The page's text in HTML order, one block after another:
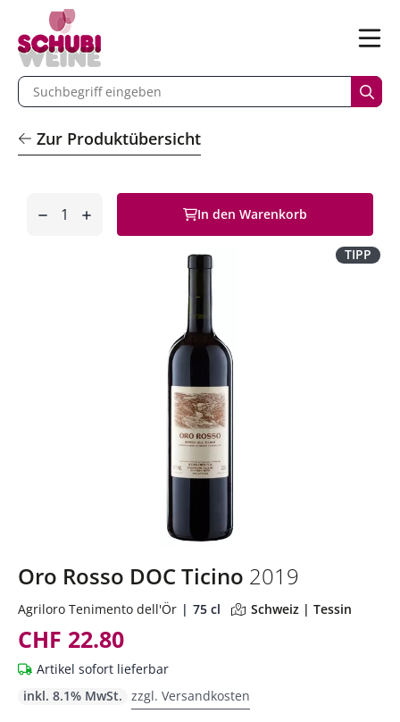
Menü
eingeben
Zur Produktübersicht
In den Warenkorb
TIPP
Oro Rosso DOC Ticino 2019
Agriloro Tenimento dell'Ör 75 cl Schweiz | Tessin
CHF 22.80
Artikel sofort lieferbar
inkl. 8.1% MwSt. zzgl. Versandkosten